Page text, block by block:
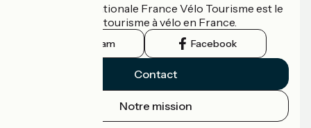
L'association nationale France Vélo Tourisme est le
guide officiel du tourisme à vélo en France.
Instagram Facebook
Contact
Notre mission